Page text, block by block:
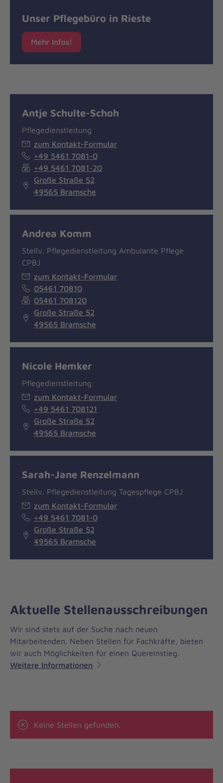
Unser Pflegebüro in Rieste
Mehr Infos!
Antje Schulte-Schoh
Pflegedienstleitung
zum Kontakt-Formular
+49 5461 7081-0
+49 5461 7081-20
Große Straße 52
49565 Bramsche
Andrea Komm
Stellv. Pflegedienstleitung Ambulante Pflege
CPBJ
zum Kontakt-Formular
05461 70810
05461 708120
Große Straße 52
49565 Bramsche
Nicole Hemker
Pflegedienstleitung
zum Kontakt-Formular
+49 5461 708121
Große Straße 52
49565 Bramsche
Sarah-Jane Renzelmann
Stellv. Pflegedienstleitung Tagespflege CPBJ
zum Kontakt-Formular
+49 5461 7081-0
Große Straße 52
49565 Bramsche
Aktuelle Stellenausschreibungen
Wir sind stets auf der Suche nach neuen
Mitarbeitenden. Neben Stellen für Fachkräfte, bieten
wir auch Möglichkeiten für einen Quereinstieg.
Weitere Informationen
Keine Stellen gefunden.